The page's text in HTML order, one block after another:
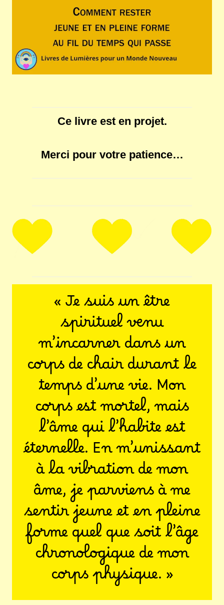
Ce livre est en projet.
Merci pour votre patience…
« Je suis un être
spirituel venu
m’incarner dans un
corps de chair durant le
temps d’une vie. Mon
corps est mortel, mais
l’âme qui l’habite est
éternelle. En m’unissant
à la vibration de mon
âme, je parviens à me
sentir jeune et en pleine
forme quel que soit l’âge
chronologique de mon
corps physique. »